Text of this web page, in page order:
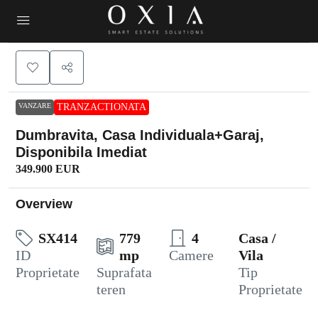
VANZARE TRANZACTIONATA
Dumbravita, Casa Individuala+Garaj,
Disponibila Imediat
349.900 EUR
Overview
SX414
ID
Proprietate
779
mp
Suprafata
teren
4
Camere
Casa /
Vila
Tip
Proprietate